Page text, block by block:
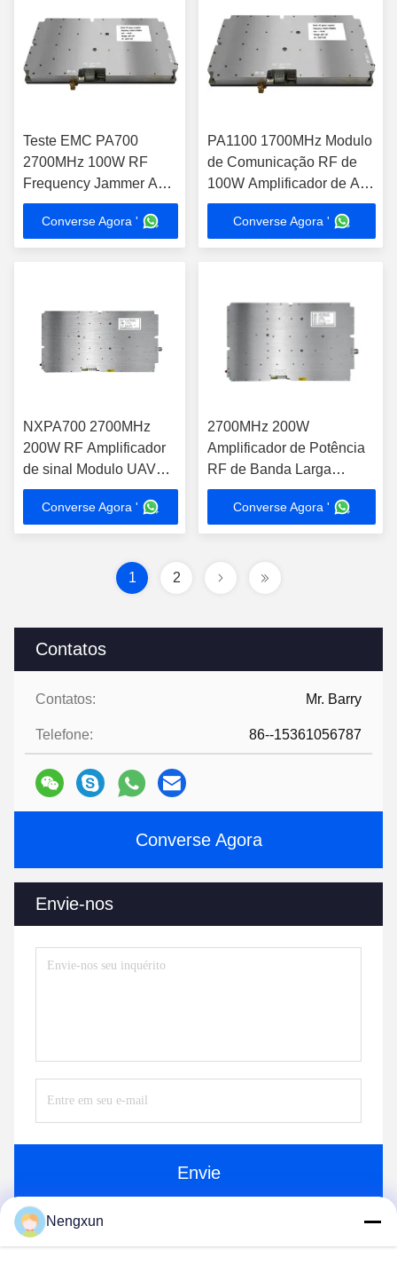
Contatos
Contatos: Mr. Barry
Telefone: 86--15361056787
Converse Agora
Envie-nos
Envie
Teste EMC PA700
2700MHz 100W RF
Frequency Jammer Anti
Drone Module
Converse Agora '
PA1100 1700MHz Modulo
de Comunicação RF de
100W Amplificador de Alta
Potência
Converse Agora '
NXPA700 2700MHz
200W RF Amplificador
de sinal Modulo UAV
para radar
Converse Agora '
2700MHz 200W
Amplificador de Potência
RF de Banda Larga
NXPA700 Odm
Converse Agora '
1 2
Nengxun